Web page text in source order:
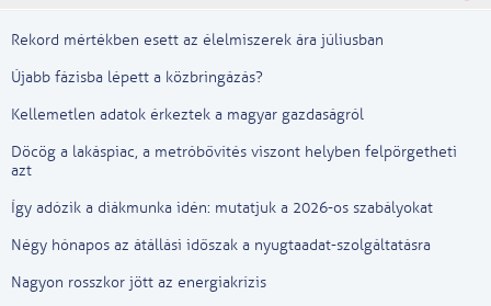
Rekord mértékben esett az élelmiszerek ára júliusban
Újabb fázisba lépett a közbringázás?
Kellemetlen adatok érkeztek a magyar gazdaságról
Döcög a lakáspiac, a metróbővítés viszont helyben felpörgetheti
azt
Így adózik a diákmunka idén: mutatjuk a 2026-os szabályokat
Négy hónapos az átállási időszak a nyugtaadat-szolgáltatásra
Nagyon rosszkor jött az energiakrízis